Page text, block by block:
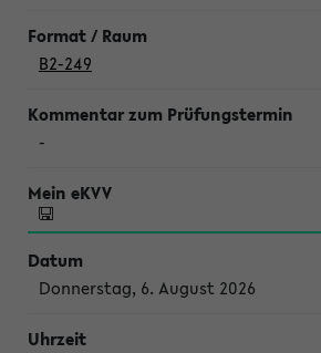
B2-249
-
Donnerstag, 6. August 2026